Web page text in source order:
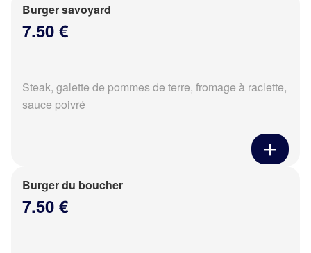
Burger savoyard
7.50 €
Steak, galette de pommes de terre, fromage à raclette,
sauce poivré
Burger du boucher
7.50 €